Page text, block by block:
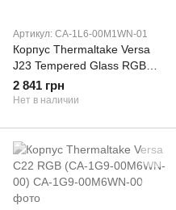
Артикул: CA-1L6-00M1WN-01
Корпус Thermaltake Versa
J23 Tempered Glass RGB
Edition (CA-1L6-00M1WN-01)
(CA-1L6-00M1WN-01)
2 841 грн
Нет в наличии